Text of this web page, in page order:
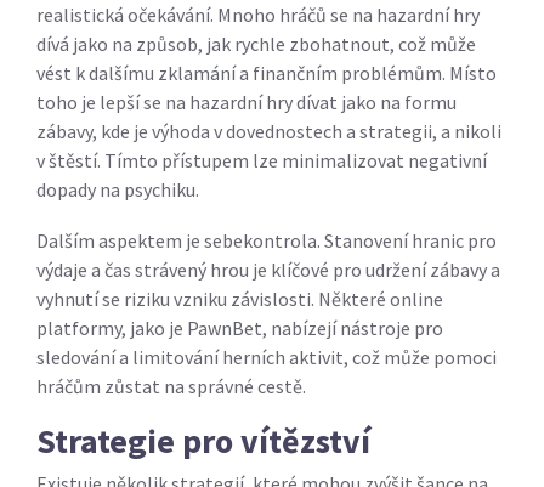
realistická očekávání. Mnoho hráčů se na hazardní hry
dívá jako na způsob, jak rychle zbohatnout, což může
vést k dalšímu zklamání a finančním problémům. Místo
toho je lepší se na hazardní hry dívat jako na formu
zábavy, kde je výhoda v dovednostech a strategii, a nikoli
v štěstí. Tímto přístupem lze minimalizovat negativní
dopady na psychiku.
Dalším aspektem je sebekontrola. Stanovení hranic pro
výdaje a čas strávený hrou je klíčové pro udržení zábavy a
vyhnutí se riziku vzniku závislosti. Některé online
platformy, jako je PawnBet, nabízejí nástroje pro
sledování a limitování herních aktivit, což může pomoci
hráčům zůstat na správné cestě.
Strategie pro vítězství